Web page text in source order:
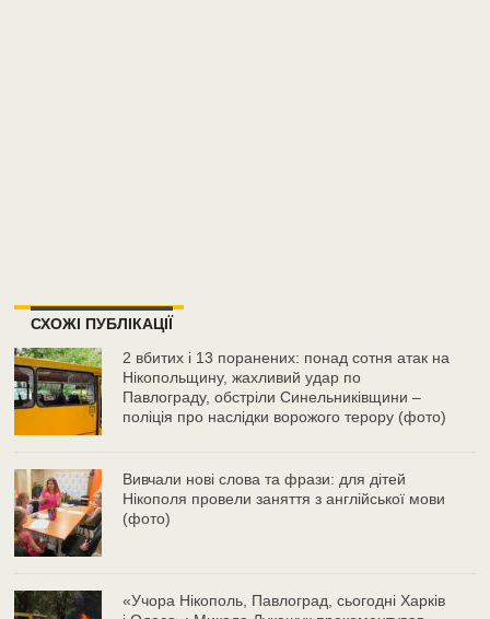
СХОЖІ ПУБЛІКАЦІЇ
2 вбитих і 13 поранених: понад сотня атак на
Нікопольщину, жахливий удар по
Павлограду, обстріли Синельниківщини –
поліція про наслідки ворожого терору (фото)
Вивчали нові слова та фрази: для дітей
Нікополя провели заняття з англійської мови
(фото)
«Учора Нікополь, Павлоград, сьогодні Харків